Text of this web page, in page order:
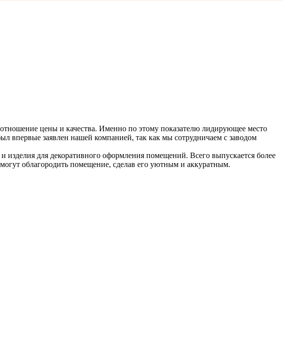
цены и качества. Именно по этому показателю лидирующее место
впервые заявлен нашей компанией, так как мы сотрудничаем с заводом
изделия для декоративного оформления помещений. Всего выпускается более
облагородить помещение, сделав его уютным и аккуратным.